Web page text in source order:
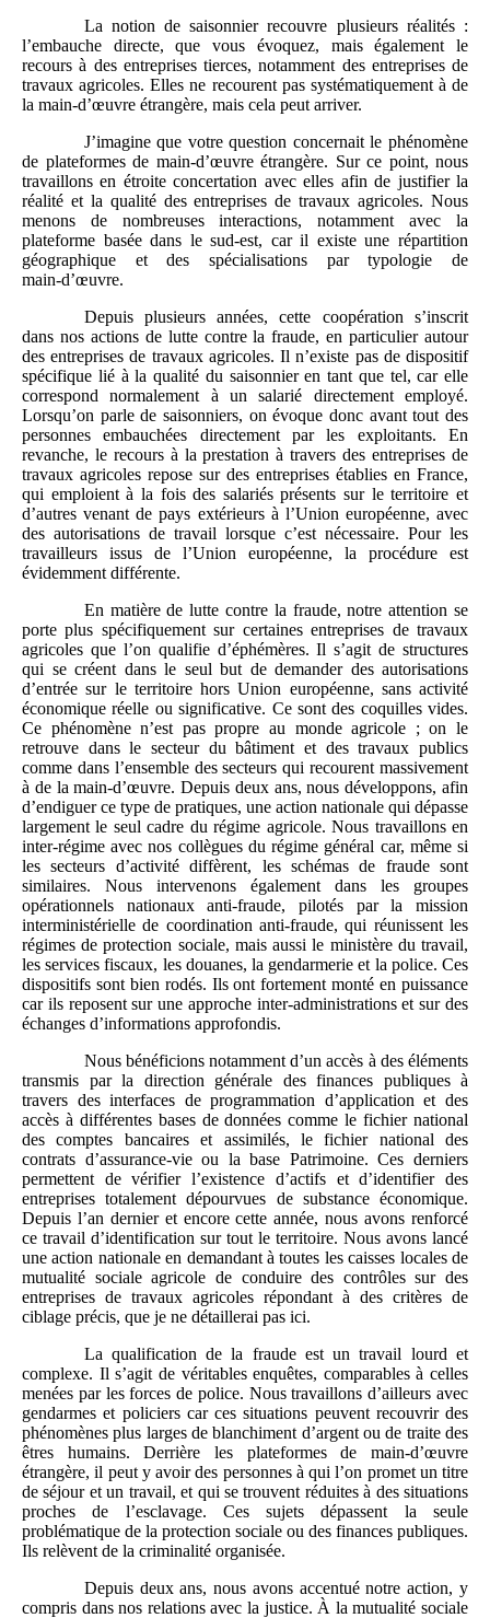
La notion de saisonnier recouvre plusieurs réalités :
l’embauche directe, que vous évoquez, mais également le
recours à des entreprises tierces, notamment des entreprises de
travaux agricoles. Elles ne recourent pas systématiquement à de
la main‑d’œuvre étrangère, mais cela peut arriver.
J’imagine que votre question concernait le phénomène
de plateformes de main‑d’œuvre étrangère. Sur ce point, nous
travaillons en étroite concertation avec elles afin de justifier la
réalité et la qualité des entreprises de travaux agricoles. Nous
menons de nombreuses interactions, notamment avec la
plateforme basée dans le sud‑est, car il existe une répartition
géographique et des spécialisations par typologie de
main‑d’œuvre.
Depuis plusieurs années, cette coopération s’inscrit
dans nos actions de lutte contre la fraude, en particulier autour
des entreprises de travaux agricoles. Il n’existe pas de dispositif
spécifique lié à la qualité du saisonnier en tant que tel, car elle
correspond normalement à un salarié directement employé.
Lorsqu’on parle de saisonniers, on évoque donc avant tout des
personnes embauchées directement par les exploitants. En
revanche, le recours à la prestation à travers des entreprises de
travaux agricoles repose sur des entreprises établies en France,
qui emploient à la fois des salariés présents sur le territoire et
d’autres venant de pays extérieurs à l’Union européenne, avec
des autorisations de travail lorsque c’est nécessaire. Pour les
travailleurs issus de l’Union européenne, la procédure est
évidemment différente.
En matière de lutte contre la fraude, notre attention se
porte plus spécifiquement sur certaines entreprises de travaux
agricoles que l’on qualifie d’éphémères. Il s’agit de structures
qui se créent dans le seul but de demander des autorisations
d’entrée sur le territoire hors Union européenne, sans activité
économique réelle ou significative. Ce sont des coquilles vides.
Ce phénomène n’est pas propre au monde agricole ; on le
retrouve dans le secteur du bâtiment et des travaux publics
comme dans l’ensemble des secteurs qui recourent massivement
à de la main‑d’œuvre. Depuis deux ans, nous développons, afin
d’endiguer ce type de pratiques, une action nationale qui dépasse
largement le seul cadre du régime agricole. Nous travaillons en
inter‑régime avec nos collègues du régime général car, même si
les secteurs d’activité diffèrent, les schémas de fraude sont
similaires. Nous intervenons également dans les groupes
opérationnels nationaux anti-fraude, pilotés par la mission
interministérielle de coordination anti-fraude, qui réunissent les
régimes de protection sociale, mais aussi le ministère du travail,
les services fiscaux, les douanes, la gendarmerie et la police. Ces
dispositifs sont bien rodés. Ils ont fortement monté en puissance
car ils reposent sur une approche inter‑administrations et sur des
échanges d’informations approfondis.
Nous bénéficions notamment d’un accès à des éléments
transmis par la direction générale des finances publiques à
travers des interfaces de programmation d’application et des
accès à différentes bases de données comme le fichier national
des comptes bancaires et assimilés, le fichier national des
contrats d’assurance-vie ou la base Patrimoine. Ces derniers
permettent de vérifier l’existence d’actifs et d’identifier des
entreprises totalement dépourvues de substance économique.
Depuis l’an dernier et encore cette année, nous avons renforcé
ce travail d’identification sur tout le territoire. Nous avons lancé
une action nationale en demandant à toutes les caisses locales de
mutualité sociale agricole de conduire des contrôles sur des
entreprises de travaux agricoles répondant à des critères de
ciblage précis, que je ne détaillerai pas ici.
La qualification de la fraude est un travail lourd et
complexe. Il s’agit de véritables enquêtes, comparables à celles
menées par les forces de police. Nous travaillons d’ailleurs avec
gendarmes et policiers car ces situations peuvent recouvrir des
phénomènes plus larges de blanchiment d’argent ou de traite des
êtres humains. Derrière les plateformes de main‑d’œuvre
étrangère, il peut y avoir des personnes à qui l’on promet un titre
de séjour et un travail, et qui se trouvent réduites à des situations
proches de l’esclavage. Ces sujets dépassent la seule
problématique de la protection sociale ou des finances publiques.
Ils relèvent de la criminalité organisée.
Depuis deux ans, nous avons accentué notre action, y
compris dans nos relations avec la justice. À la mutualité sociale